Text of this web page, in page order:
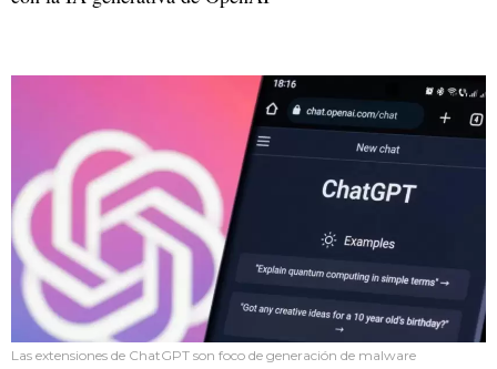
Las extensiones de ChatGPT son foco de generación de malware